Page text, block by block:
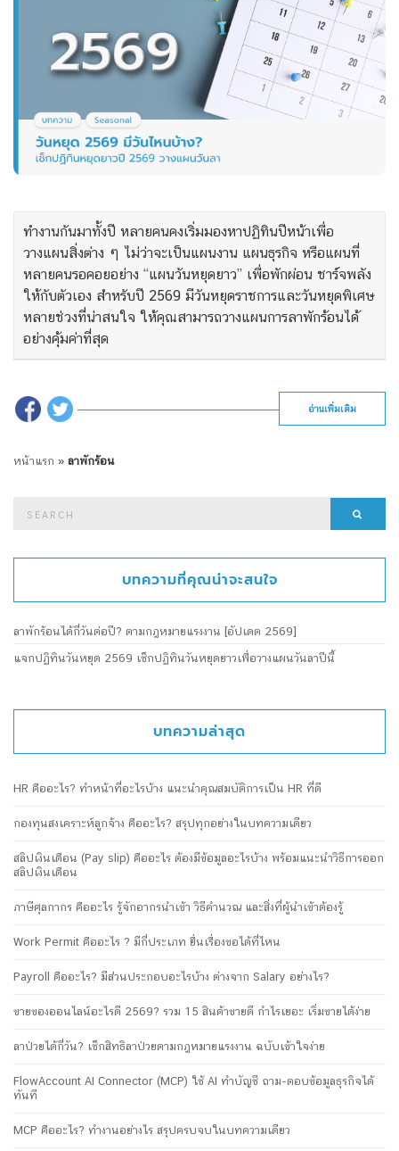
ทำงานกันมาทั้งปี หลายคนคงเริ่มมองหาปฏิทินปีหน้าเพื่อ
วางแผนสิ่งต่าง ๆ ไม่ว่าจะเป็นแผนงาน แผนธุรกิจ หรือแผนที่
หลายคนรอคอยอย่าง “แผนวันหยุดยาว” เพื่อพักผ่อน ชาร์จพลัง
ให้กับตัวเอง สำหรับปี 2569 มีวันหยุดราชการและวันหยุดพิเศษ
หลายช่วงที่น่าสนใจ ให้คุณสามารถวางแผนการลาพักร้อนได้
อย่างคุ้มค่าที่สุด
อ่านเพิ่มเติม
หน้าแรก » ลาพักร้อน
บทความที่คุณน่าจะสนใจ
ลาพักร้อนได้กี่วันต่อปี? ตามกฎหมายแรงงาน [อัปเดต 2569]
แจกปฏิทินวันหยุด 2569 เช็กปฏิทินวันหยุดยาวเพื่อวางแผนวันลาปีนี้
บทความล่าสุด
HR คืออะไร? ทำหน้าที่อะไรบ้าง แนะนำคุณสมบัติการเป็น HR ที่ดี
กองทุนสงเคราะห์ลูกจ้าง คืออะไร? สรุปทุกอย่างในบทความเดียว
สลิปเงินเดือน (Pay slip) คืออะไร ต้องมีข้อมูลอะไรบ้าง พร้อมแนะนำวิธีการออก
สลิปเงินเดือน
ภาษีศุลกากร คืออะไร รู้จักอากรนำเข้า วิธีคำนวณ และสิ่งที่ผู้นำเข้าต้องรู้
Work Permit คืออะไร ? มีกี่ประเภท ยื่นเรื่องขอได้ที่ไหน
Payroll คืออะไร? มีส่วนประกอบอะไรบ้าง ต่างจาก Salary อย่างไร?
ขายของออนไลน์อะไรดี 2569? รวม 15 สินค้าขายดี กำไรเยอะ เริ่มขายได้ง่าย
ลาป่วยได้กี่วัน? เช็กสิทธิลาป่วยตามกฎหมายแรงงาน ฉบับเข้าใจง่าย
FlowAccount AI Connector (MCP) ใช้ AI ทำบัญชี ถาม-ตอบข้อมูลธุรกิจได้
ทันที
MCP คืออะไร? ทำงานอย่างไร สรุปครบจบในบทความเดียว